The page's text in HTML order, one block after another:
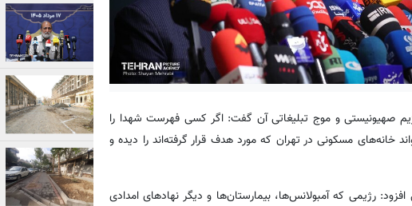
رژیم صهیونیستی و موج تبلیغاتی آن گفت: اگر کسی فهرست شهدا را
مسکونی در تهران که مورد هدف قرار گرفته‌اند را دیده و
رژیمی که آمبولانس‌ها، بیمارستان‌ها و دیگر نهادهای امدادی